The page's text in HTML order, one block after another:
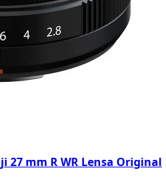
27 mm R WR Lensa Original